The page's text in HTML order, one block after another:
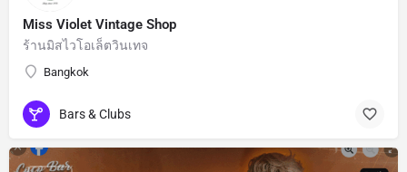
Miss Violet Vintage Shop
ร้านมิสไวโอเล็ตวินเทจ
Bangkok
Bars & Clubs